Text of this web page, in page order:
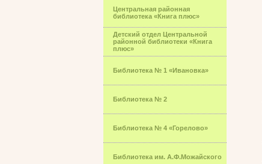
Центральная районная
библиотека «Книга плюс»
Детский отдел Центральной
районной библиотеки «Книга
плюс»
Библиотека № 1 «Ивановка»
Библиотека № 2
Библиотека № 4 «Горелово»
Библиотека им. А.Ф.Можайского